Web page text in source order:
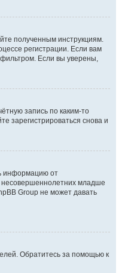
полученным инструкциям.
регистрации. Если вам
Если вы уверены,
запись по каким-то
зарегистрироваться снова и
информацию от
несовершеннолетних младше
Group не может давать
Обратитесь за помощью к